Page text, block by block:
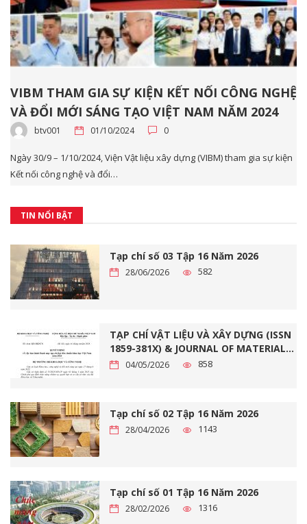
VIBM THAM GIA SỰ KIỆN KẾT NỐI CÔNG NGHỆ
VÀ ĐỔI MỚI SÁNG TẠO VIỆT NAM NĂM 2024
btv001 01/10/2024 0
Ngày 30/9 – 1/10/2024, Viện Vật liệu xây dựng (VIBM) tham gia sự kiện
Kết nối công nghệ và đổi…
TIN NỔI BẬT
Tạp chí số 03 Tập 16 Năm 2026
28/06/2026 582
TẠP CHÍ VẬT LIỆU VÀ XÂY DỰNG (ISSN
1859-381X) & JOURNAL OF MATERIALS
AND CONSTRUCTION (ISSN 2734-9438)
04/05/2026 858
Tạp chí số 02 Tập 16 Năm 2026
28/04/2026 1143
Tạp chí số 01 Tập 16 Năm 2026
28/02/2026 1316